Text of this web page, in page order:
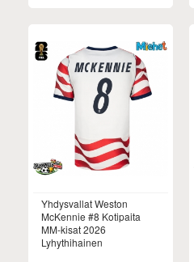
Yhdysvallat Weston
McKennie #8 Kotipaita
MM-kisat 2026
Lyhythihainen